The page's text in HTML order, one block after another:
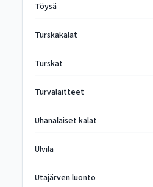
Töysä
Turskakalat
Turskat
Turvalaitteet
Uhanalaiset kalat
Ulvila
Utajärven luonto